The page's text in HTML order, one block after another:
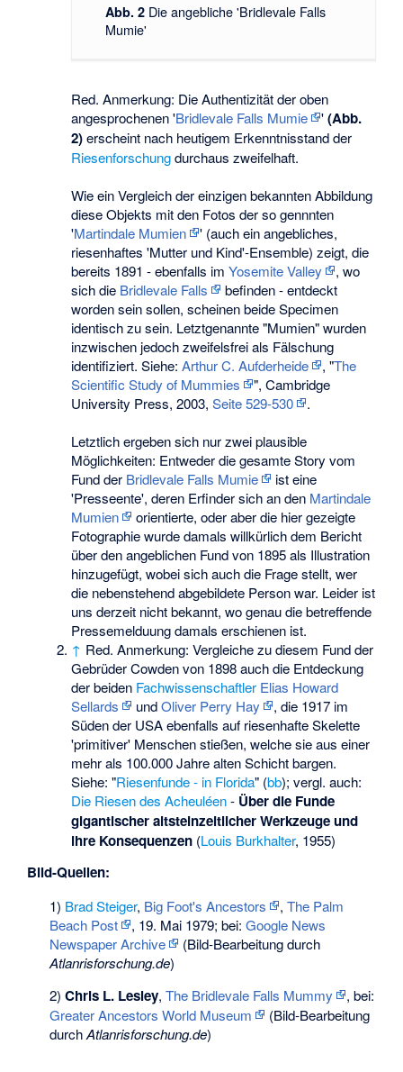
Abb. 2 Die angebliche 'Bridlevale Falls
Mumie'
Red. Anmerkung: Die Authentizität der oben
angesprochenen 'Bridlevale Falls Mumie '(Abb.
2)erscheint nach heutigem Erkenntnisstand der
Riesenforschungdurchaus zweifelhaft.
Wie ein Vergleich der einzigen bekannten Abbildung
diese Objekts mit den Fotos der so gennnten
'Martindale Mumien
' (auch ein angebliches,
riesenhaftes 'Mutter und Kind'-Ensemble) zeigt, die
bereits 1891 - ebenfalls imYosemite Valley
, wo
sich die Bridlevale Falls
befinden - entdeckt
worden sein sollen, scheinen beide Specimen
identisch zu sein. Letztgenannte "Mumien" wurden
inzwischen jedoch zweifelsfrei als Fälschung
identifiziert. Siehe:Arthur C. Aufderheide , "The
Scientific Study of Mummies
", Cambridge
University Press, 2003,Seite 529-530
.
Letztlich ergeben sich nur zwei plausible
Möglichkeiten: Entweder die gesamte Story vom
Fund der Bridlevale Falls Mumie
ist eine
'Presseente', deren Erfinder sich an den Martindale
Mumien
orientierte, oder aber die hier gezeigte
Fotographie wurde damals willkürlich dem Bericht
über den angeblichen Fund von 1895 als Illustration
hinzugefügt, wobei sich auch die Frage stellt, wer
die nebenstehend abgebildete Person war. Leider ist
uns derzeit nicht bekannt, wo genau die betreffende
Pressemelduung damals erschienen ist.
↑ Red. Anmerkung: Vergleiche zu diesem Fund der
Gebrüder Cowden von 1898 auch die Entdeckung
der beiden Fachwissenschaftler Elias Howard
Sellards
undOliver Perry Hay
, die 1917 im
Süden der USA ebenfalls auf riesenhafte Skelette
'primitiver' Menschen stießen, welche sie aus einer
mehr als 100.000 Jahre alten Schicht bargen.
Siehe: "Riesenfunde - in Florida" (bb); vergl. auch:
Die Riesen des Acheuléen- Über die Funde
gigantischer altsteinzeitlicher Werkzeuge und
ihre Konsequenzen (Louis Burkhalter, 1955)
Bild-Quellen:
1) Brad Steiger, Big Foot's Ancestors , The Palm
Beach Post
, 19. Mai 1979; bei: Google News
Newspaper Archive
(Bild-Bearbeitung durch
Atlanrisforschung.de)
2) Chris L. Lesley, The Bridlevale Falls Mummy
, bei:
Greater Ancestors World Museum
(Bild-Bearbeitung
durchAtlanrisforschung.de)